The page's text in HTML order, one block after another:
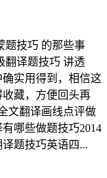
题技巧 的那些事
翻译题技巧 讲透
实用得到，相信这
藏，方便回头再
文翻译画线点评做
哪些做题技巧2014
题技巧英语四...